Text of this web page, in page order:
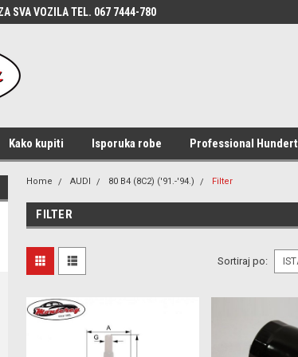
SVA VOZILA TEL. 067 7444-780
Kako kupiti Isporuka robe Professional Hundert
Home AUDI 80 B4 (8C2) ('91.-'94.) Filter
FILTER
Sortiraj po: